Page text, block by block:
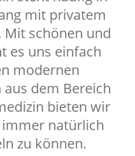
mit privatem
schönen und
es uns einfach
modernen
dem Bereich
bieten wir
natürlich
zu können.